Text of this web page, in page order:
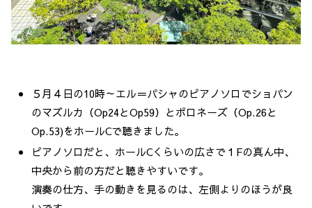
５月４日の10時～エル＝パシャのピアノソロでショパン
のマズルカ（Op24とOp59）とポロネーズ（Op.26と
Op.53)をホールCで聴きました。
ピアノソロだと、ホールCくらいの広さで１Fの真ん中、
中央から前の方だと聴きやすいです。
演奏の仕方、手の動きを見るのは、左側よりのほうが良